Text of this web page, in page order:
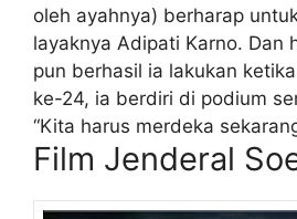
oleh ayahnya) berharap
layaknya Adipati Karno. Dan
pun berhasil ia lakukan
ke-24, ia berdiri di podium
“Kita harus merdeka
Film Jenderal